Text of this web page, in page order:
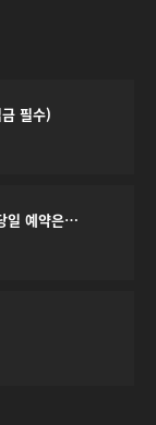
필수)
일 예약은…